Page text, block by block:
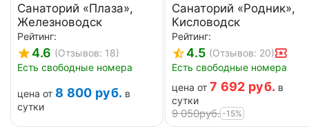
Санаторий «Плаза»,
Железноводск
Рейтинг:
4.6 (Отзывов: 18)
Есть свободные номера
цена от 8 800 руб. в
сутки
Санаторий «Родник»,
Кисловодск
Рейтинг:
4.5 (Отзывов: 20)
Есть свободные номера
цена от 7 692 руб. в
сутки
9 050руб. -15%